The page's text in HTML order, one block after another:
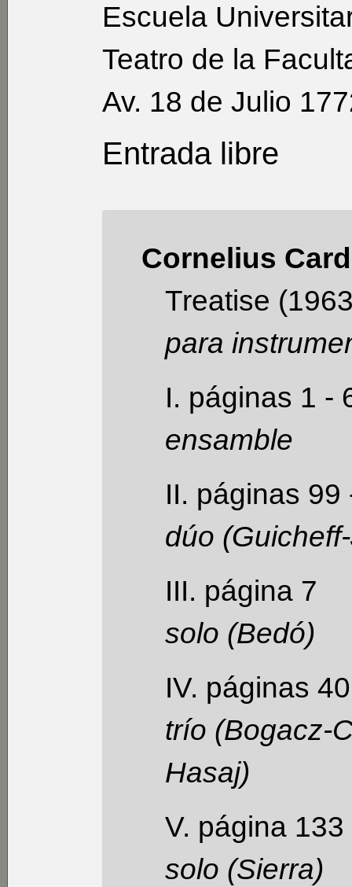
Escuela
Teatro de la
Av. 18 de Julio
Entrada libre
Cornelius
Treatise
para
I. páginas 1 -
ensamble
II. páginas 99
dúo
III. página 7
solo (Bedó)
IV. páginas
trío (Bogacz-
Hasaj)
V. página 133
solo (Sierra)